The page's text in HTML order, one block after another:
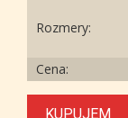
Rozmery:
Cena:
KUPUJEM